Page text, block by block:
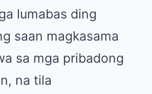
lumabas ding
saan magkasama
sa mga pribadong
na tila